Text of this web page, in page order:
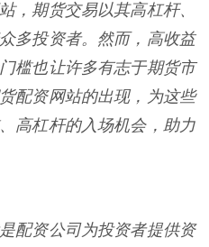
，期货交易以其高杠杆、
多投资者。然而，高收益
槛也让许多有志于期货市
配资网站的出现，为这些
高杠杆的入场机会，助力
配资公司为投资者提供资